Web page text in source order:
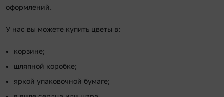
оформлений.
У нас вы можете купить цветы в:
корзине;
шляпной коробке;
яркой упаковочной бумаге;